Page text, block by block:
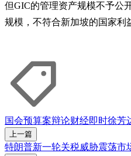
但GIC的管理资产规模不予公
规模，不符合新加坡的国家利
国会预算案辩论财经即时徐芳
上一篇
特朗普新一轮关税威胁震荡市